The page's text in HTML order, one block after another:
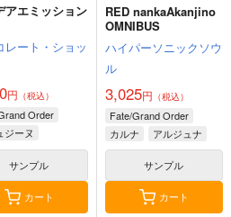
アエミッション
レート・ショッ
円 （税込）
Order
ジーヌ
サンプル
カート
RED nankaAkanjino
OMNIBUS
ハイパーソニックソウ
ル
3,025円 （税込）
Fate/Grand Order
カルナ
アルジュナ
サンプル
カート